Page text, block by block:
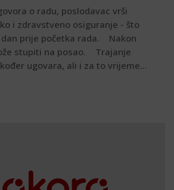
o radu, poslodavac vrši
i zdravstveno osiguranje - što
prije početka rada. Nakon
stupiti na posao. Trajanje
ugovara, ali i za to vrijeme...